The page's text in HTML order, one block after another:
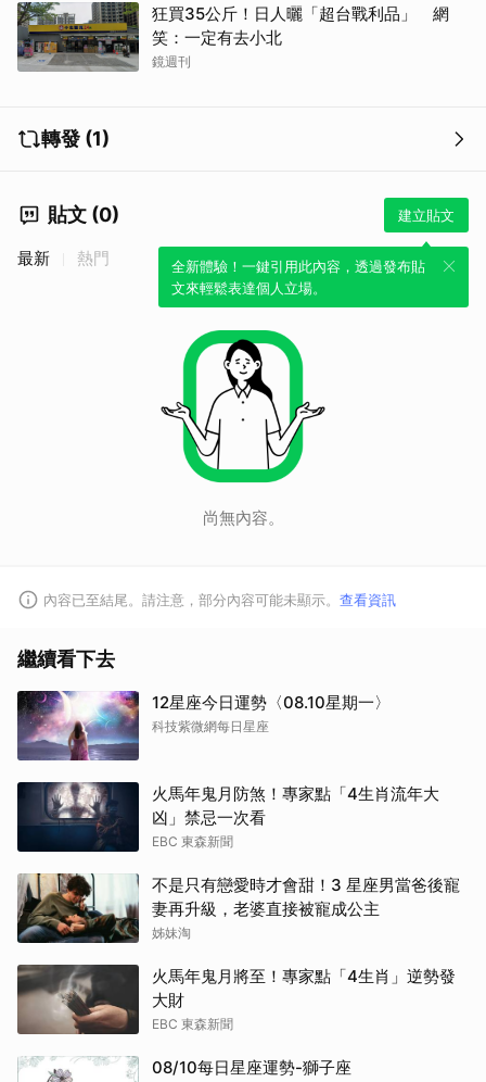
狂買35公斤！日人曬「超台戰利品」 網
笑：一定有去小北
鏡週刊
轉發 (1)
貼文 (0) 建立貼文
全新體驗！一鍵引用此內容，透過發布貼
文來輕鬆表達個人立場。
最新 熱門
尚無內容。
內容已至結尾。請注意，部分內容可能未顯示。 查看資訊
繼續看下去
12星座今日運勢〈08.10星期一〉
科技紫微網每日星座
火馬年鬼月防煞！專家點「4生肖流年大
凶」禁忌一次看
EBC 東森新聞
不是只有戀愛時才會甜！3 星座男當爸後寵
妻再升級，老婆直接被寵成公主
姊妹淘
火馬年鬼月將至！專家點「4生肖」逆勢發
大財
EBC 東森新聞
08/10每日星座運勢-獅子座
取消